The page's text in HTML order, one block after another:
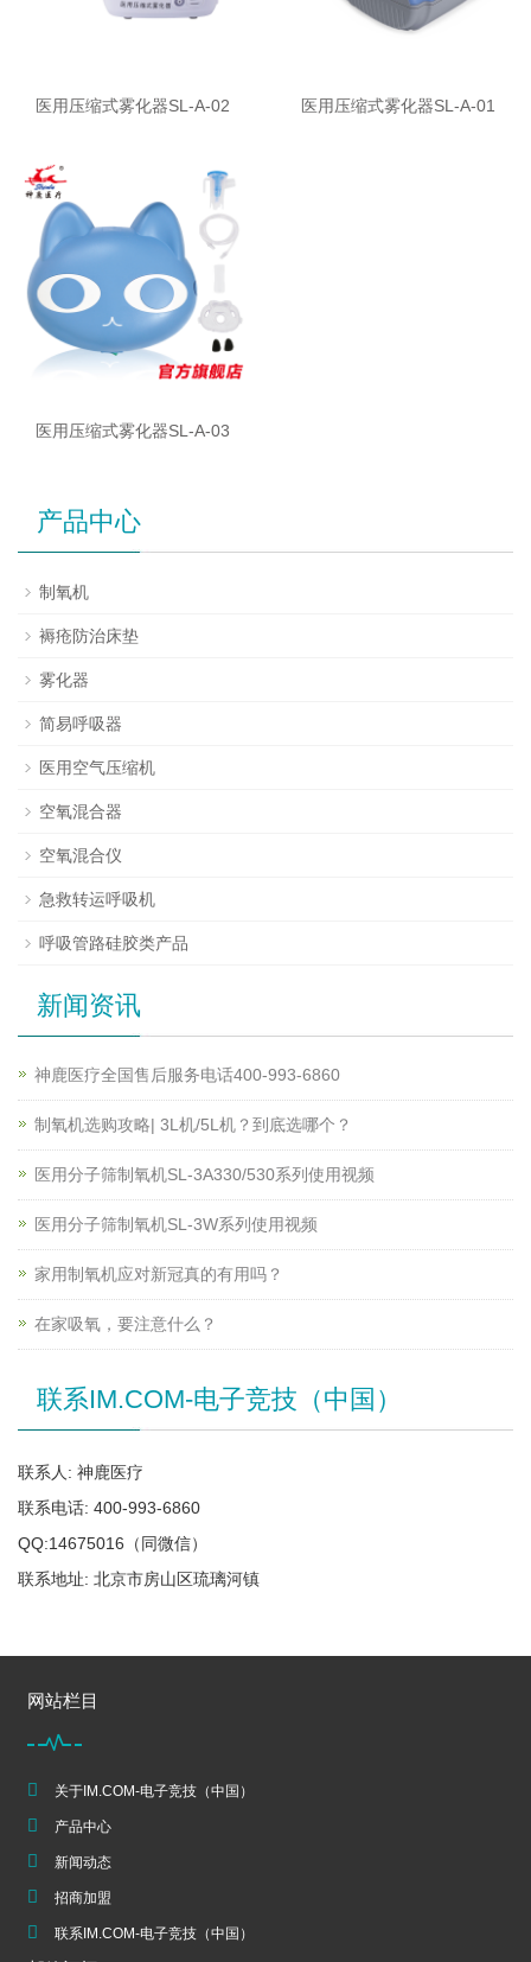
医用压缩式雾化器SL-A-02 医用压缩式雾化器SL-A-01
医用压缩式雾化器SL-A-03
产品中心
制氧机
褥疮防治床垫
雾化器
简易呼吸器
医用空气压缩机
空氧混合器
空氧混合仪
急救转运呼吸机
呼吸管路硅胶类产品
新闻资讯
神鹿医疗全国售后服务电话400-993-6860
制氧机选购攻略| 3L机/5L机？到底选哪个？
医用分子筛制氧机SL-3A330/530系列使用视频
医用分子筛制氧机SL-3W系列使用视频
家用制氧机应对新冠真的有用吗？
在家吸氧，要注意什么？
联系IM.COM-电子竞技（中国）
联系人: 神鹿医疗
联系电话: 400-993-6860
QQ:14675016（同微信）
联系地址: 北京市房山区琉璃河镇
网站栏目
关于IM.COM-电子竞技（中国）
产品中心
新闻动态
招商加盟
联系IM.COM-电子竞技（中国）